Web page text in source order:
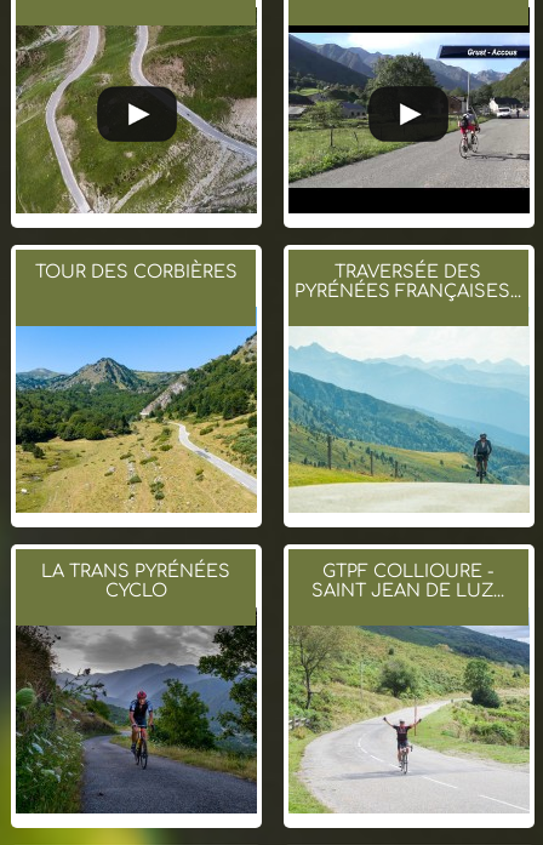
TOUR DES CORBIÈRES
TRAVERSÉE DES
PYRÉNÉES FRANÇAISES...
LA TRANS PYRÉNÉES
CYCLO
GTPF COLLIOURE -
SAINT JEAN DE LUZ...